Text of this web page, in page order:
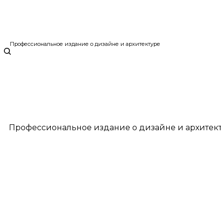
Профессиональное издание о дизайне и архитектуре
Профессиональное издание о дизайне и